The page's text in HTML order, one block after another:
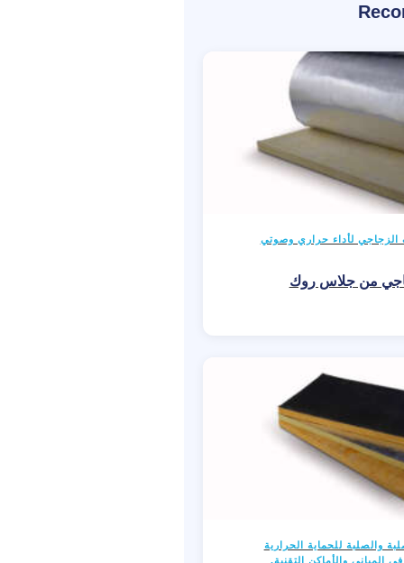
لأداء حراري وصوتي
من جلاس روك
والصلبة للحماية الحرارية
المباني والأماكن التقنية.